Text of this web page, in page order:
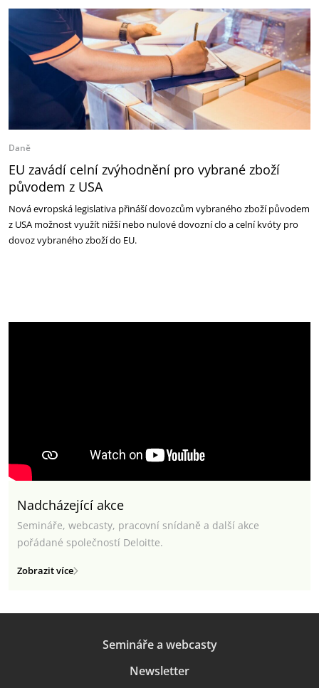
Daně
EU zavádí celní zvýhodnění pro vybrané zboží
původem z USA
Nová evropská legislativa přináší dovozcům vybraného zboží původem
z USA možnost využít nižší nebo nulové dovozní clo a celní kvóty pro
dovoz vybraného zboží do EU.
Nadcházející akce
Semináře, webcasty, pracovní snídaně a další akce
pořádané společností Deloitte.
Zobrazit více
Semináře a webcasty
Newsletter